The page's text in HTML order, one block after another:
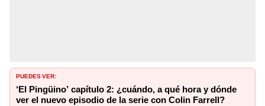
PUEDES VER:
‘El Pingüino’ capítulo 2: ¿cuándo, a qué hora y dónde
ver el nuevo episodio de la serie con Colin Farrell?